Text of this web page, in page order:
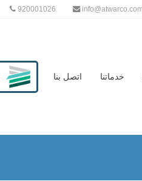
920001026 info@atwarco.com
خدماتنا اتصل بنا